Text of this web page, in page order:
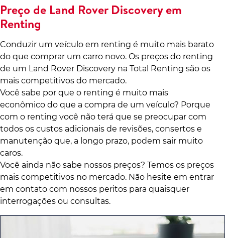
Preço de Land Rover Discovery em
Renting
Conduzir um veículo em renting é muito mais barato
do que comprar um carro novo. Os preços do renting
de um Land Rover Discovery na Total Renting são os
mais competitivos do mercado.
Você sabe por que o renting é muito mais
econômico do que a compra de um veículo? Porque
com o renting você não terá que se preocupar com
todos os custos adicionais de revisões, consertos e
manutenção que, a longo prazo, podem sair muito
caros.
Você ainda não sabe nossos preços? Temos os preços
mais competitivos no mercado. Não hesite em entrar
em contato com nossos peritos para quaisquer
interrogações ou consultas.